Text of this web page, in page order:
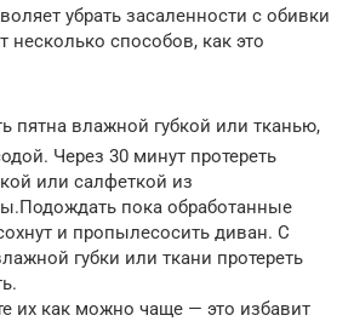
убрать засаленности с обивки
несколько способов, как это
пятна влажной губкой или тканью,
Через 30 минут протереть
или салфеткой из
пока обработанные
и пропылесосить диван. С
губки или ткани протереть
их как можно чаще — это избавит